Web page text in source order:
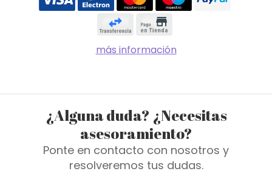
más información
¿Alguna duda? ¿Necesitas
asesoramiento?
Ponte en contacto con nosotros y
resolveremos tus dudas.